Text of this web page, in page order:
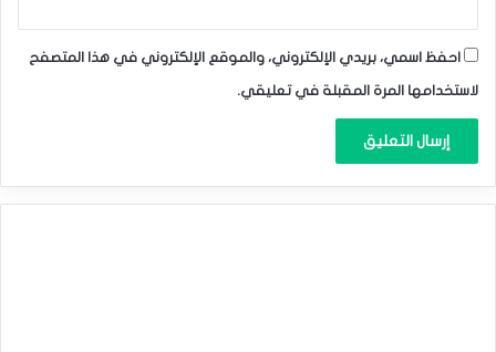
احفظ اسمي، بريدي الإلكتروني، والموقع الإلكتروني في هذا المتصفح
لاستخدامها المرة المقبلة في تعليقي.